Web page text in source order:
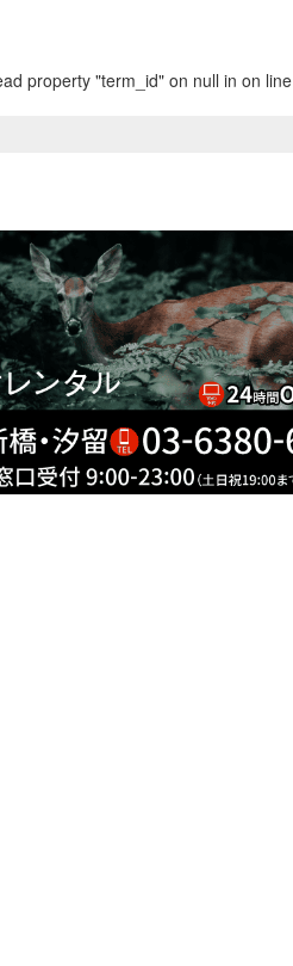
property "term_id" on null in on line